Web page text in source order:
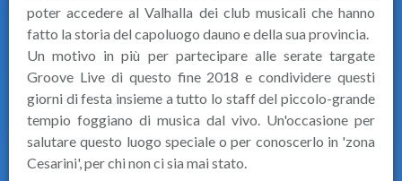
poter accedere al Valhalla dei club musicali che hanno
fatto la storia del capoluogo dauno e della sua provincia.
Un motivo in più per partecipare alle serate targate
Groove Live di questo fine 2018 e condividere questi
giorni di festa insieme a tutto lo staff del piccolo-grande
tempio foggiano di musica dal vivo. Un'occasione per
salutare questo luogo speciale o per conoscerlo in 'zona
Cesarini', per chi non ci sia mai stato.